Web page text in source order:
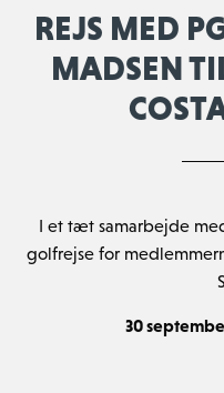
REJS MED
MADSEN
I et tæt samarbejde
golfrejse for
30